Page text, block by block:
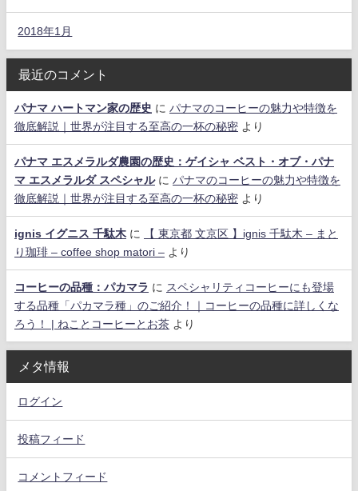
2018年1月
最近のコメント
パナマ ハートマン家の歴史 に パナマのコーヒーの魅力や特徴を
徹底解説｜世界が注目する至高の一杯の秘密 より
パナマ エスメラルダ農園の歴史：ゲイシャ ベスト・オブ・パナ
マ エスメラルダ スペシャルに パナマのコーヒーの魅力や特徴を
徹底解説｜世界が注目する至高の一杯の秘密 より
ignis イグニス 千駄木に
【 東京都 文京区 】ignis 千駄木 – まと
り珈琲 – coffee shop matori – より
コーヒーの品種：パカマラ に スペシャリティコーヒーにも登場
する品種「パカマラ種」のご紹介！｜コーヒーの品種に詳しくな
ろう！ | ねことコーヒーとお茶 より
メタ情報
ログイン
投稿フィード
コメントフィード